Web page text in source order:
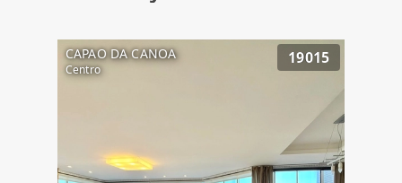
CAPAO DA CANOA
Centro
19015